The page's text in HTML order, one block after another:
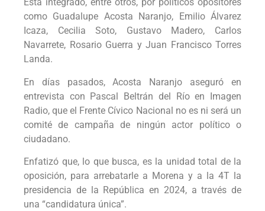
Está integrado, entre otros, por políticos opositores
como Guadalupe Acosta Naranjo, Emilio Álvarez
Icaza, Cecilia Soto, Gustavo Madero, Carlos
Navarrete, Rosario Guerra y Juan Francisco Torres
Landa.
En días pasados, Acosta Naranjo aseguró en
entrevista con Pascal Beltrán del Río en Imagen
Radio, que el Frente Cívico Nacional no es ni será un
comité de campaña de ningún actor político o
ciudadano.
Enfatizó que, lo que busca, es la unidad total de la
oposición, para arrebatarle a Morena y a la 4T la
presidencia de la República en 2024, a través de
una “candidatura única”.